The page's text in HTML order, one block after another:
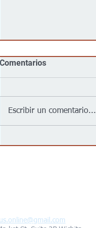
Comentarios
Escribir un comentario...
@gmail.com